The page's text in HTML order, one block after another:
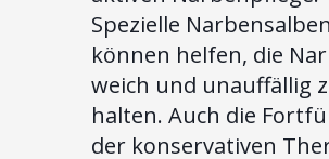
Spezielle Narbensalben
können helfen, die
weich und unauffällig
halten. Auch die
der konservativen